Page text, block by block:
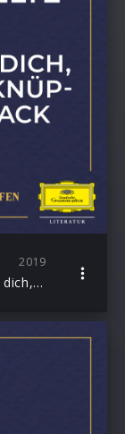
2019
Der gestiefelte Kater / Tischlein deck dich, Goldesel und Knüppel aus dem Sack